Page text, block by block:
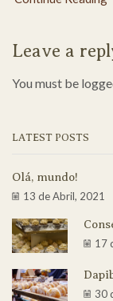
Leave a
You must be
LATEST POSTS
Olá, mundo!
13 de Abril, 2021
17
30